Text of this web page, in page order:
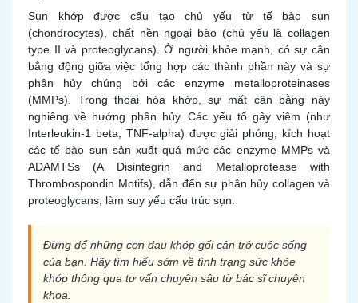
Sụn khớp được cấu tạo chủ yếu từ tế bào sụn
(chondrocytes), chất nền ngoại bào (chủ yếu là collagen
type II và proteoglycans). Ở người khỏe mạnh, có sự cân
bằng động giữa việc tổng hợp các thành phần này và sự
phân hủy chúng bởi các enzyme metalloproteinases
(MMPs). Trong thoái hóa khớp, sự mất cân bằng này
nghiêng về hướng phân hủy. Các yếu tố gây viêm (như
Interleukin-1 beta, TNF-alpha) được giải phóng, kích hoạt
các tế bào sụn sản xuất quá mức các enzyme MMPs và
ADAMTSs (A Disintegrin and Metalloprotease with
Thrombospondin Motifs), dẫn đến sự phân hủy collagen và
proteoglycans, làm suy yếu cấu trúc sụn.
Đừng để những cơn đau khớp gối cản trở cuộc sống
của bạn. Hãy tìm hiểu sớm về tình trạng sức khỏe
khớp thông qua tư vấn chuyên sâu từ bác sĩ chuyên
khoa.